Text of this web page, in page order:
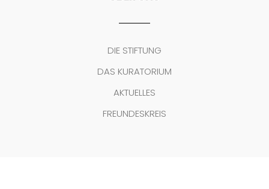
DIE STIFTUNG
DAS KURATORIUM
AKTUELLES
FREUNDESKREIS